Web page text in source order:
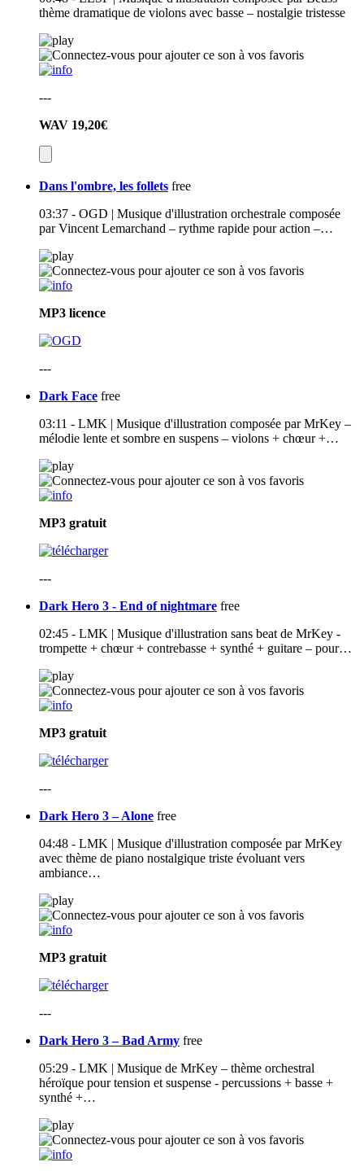
thème dramatique de violons avec basse – nostalgie tristesse
---
WAV 19,20€
Dans l'ombre, les follets free
03:37 - OGD | Musique d'illustration orchestrale composée
par Vincent Lemarchand – rythme rapide pour action –…
MP3 licence
---
Dark Face free
03:11 - LMK | Musique d'illustration composée par MrKey –
mélodie lente et sombre en suspens – violons + chœur +…
MP3 gratuit
---
Dark Hero 3 - End of nightmare free
02:45 - LMK | Musique d'illustration sans beat de MrKey -
trompette + chœur + contrebasse + synthé + guitare – pour…
MP3 gratuit
---
Dark Hero 3 – Alone free
04:48 - LMK | Musique d'illustration composée par MrKey
avec thème de piano nostalgique triste évoluant vers
ambiance…
MP3 gratuit
---
Dark Hero 3 – Bad Army free
05:29 - LMK | Musique de MrKey – thème orchestral
héroïque pour tension et suspense - percussions + basse +
synthé +…